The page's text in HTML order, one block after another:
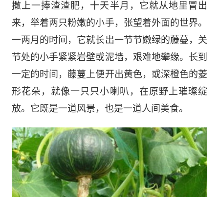
撒上一捧渣渣肥，十天半月，它就从地里冒出
来，举着两只粉嫩的小手，张望着外面的世界。
一两月的时间，它就长出一节节嫩绿的藤蔓，关
节处的小手紧紧岩壁或泥墙，艰难地攀缘。长到
一定的时间，藤蔓上便开出黄色，或深橙色的菱
形花朵，就像一只只小喇叭，在原野上璀璨绽
放。它既是一道风景，也是一道人间美食。